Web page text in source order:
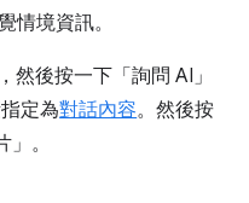
情境資訊。
然後按一下「詢問 AI」
定為對話內容。然後按
」 。